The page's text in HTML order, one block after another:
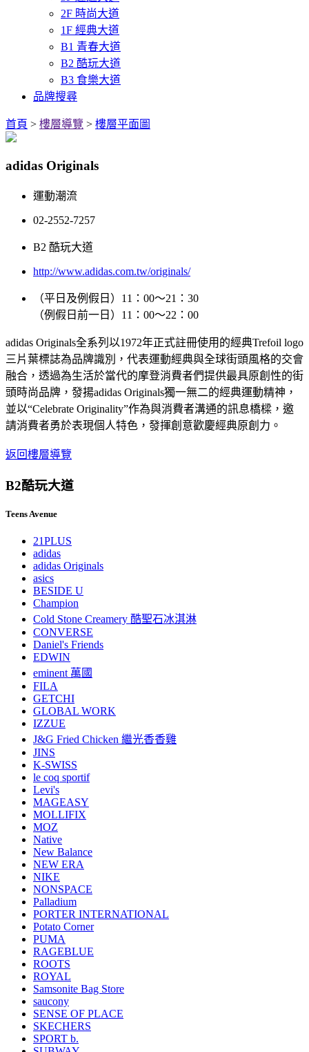
2F 時尚大道
1F 經典大道
B1 青春大道
B2 酷玩大道
B3 食樂大道
品牌搜尋
首頁 > 樓層導覽 > 樓層平面圖
adidas Originals
運動潮流
02-2552-7257
B2 酷玩大道
http://www.adidas.com.tw/originals/
（平日及例假日）11：00～21：30
（例假日前一日）11：00～22：00
adidas Originals全系列以1972年正式註冊使用的經典Trefoil logo
三片葉標誌為品牌識別，代表運動經典與全球街頭風格的交會
融合，透過為生活於當代的摩登消費者們提供最具原創性的街
頭時尚品牌，發揚adidas Originals獨一無二的經典運動精神，
並以“Celebrate Originality”作為與消費者溝通的訊息橋樑，邀
請消費者勇於表現個人特色，發揮創意歡慶經典原創力。
返回樓層導覽
B2酷玩大道
Teens Avenue
21PLUS
adidas
adidas Originals
asics
BESIDE U
Champion
Cold Stone Creamery 酷聖石冰淇淋
CONVERSE
Daniel's Friends
EDWIN
eminent 萬國
FILA
GETCHI
GLOBAL WORK
IZZUE
J&G Fried Chicken 繼光香香雞
JINS
K-SWISS
le coq sportif
Levi's
MAGEASY
MOLLIFIX
MOZ
Native
New Balance
NEW ERA
NIKE
NONSPACE
Palladium
PORTER INTERNATIONAL
Potato Corner
PUMA
RAGEBLUE
ROOTS
ROYAL
Samsonite Bag Store
saucony
SENSE OF PLACE
SKECHERS
SPORT b.